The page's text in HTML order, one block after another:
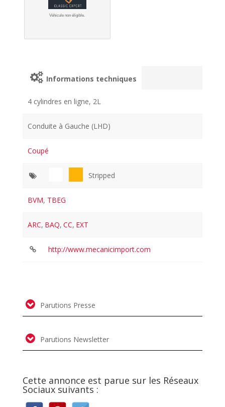
Véhicule non éligible.
Informations techniques
4 cylindres en ligne, 2L
Conduite à Gauche (LHD)
Coupé
Stripped
BVM, TBEG
ARC, BAQ, CC, EXT
http://www.mecanicimport.com
Parutions Presse
Parutions Newsletter
Cette annonce est parue sur les Réseaux
Sociaux suivants :